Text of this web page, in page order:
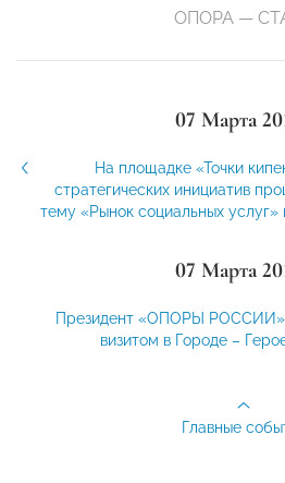
ОПОРА —
07 Марта
На площадке «Точки
стратегических инициатив
тему «Рынок социальных
07 Марта
Президент «ОПОРЫ РОССИИ»
визитом в Городе –
Главные